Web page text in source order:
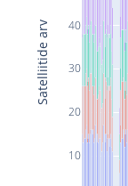
10
20
30
40
Satelliitide arv